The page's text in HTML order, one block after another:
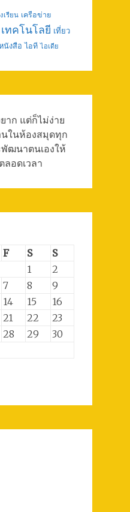
เรียน เครือข่าย
เทคโนโลยี เที่ยว
นังสือ ไอที ไอเดีย
าก แต่ก็ไม่ง่าย
ในห้องสมุดทุก
ฒนาตนเองให้
อดเวลา
F S
S
1
2
7 8
9
14 15
16
21 22
23
28 29
30